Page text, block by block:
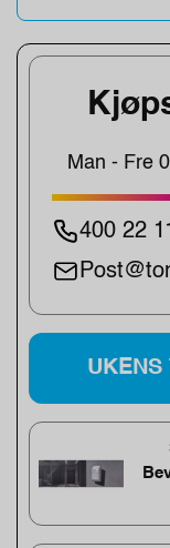
Man - Fre
400 22
UKENS